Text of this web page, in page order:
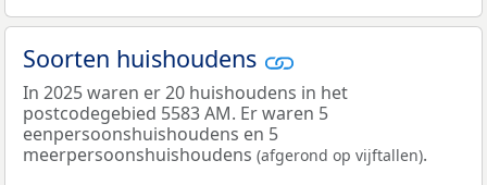
Soorten huishoudens
In 2025 waren er 20 huishoudens in het
postcodegebied 5583 AM. Er waren 5
eenpersoonshuishoudens en 5
meerpersoonshuishoudens (afgerond op vijftallen).